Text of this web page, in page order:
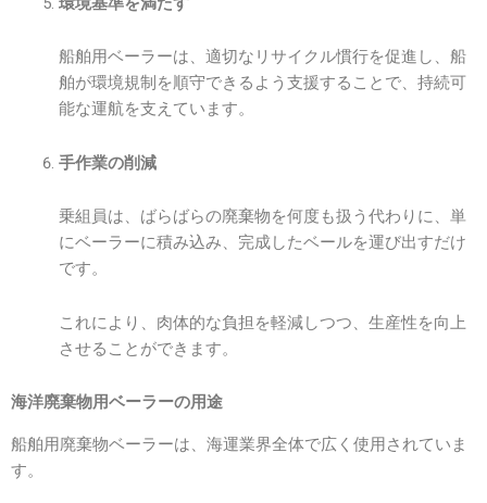
船舶用ベーラーは、適切なリサイクル慣行を促進し、船
舶が環境規制を順守できるよう支援することで、持続可
能な運航を支えています。
手作業の削減
乗組員は、ばらばらの廃棄物を何度も扱う代わりに、単
にベーラーに積み込み、完成したベールを運び出すだけ
です。
これにより、肉体的な負担を軽減しつつ、生産性を向上
させることができます。
海洋廃棄物用ベーラーの用途
船舶用廃棄物ベーラーは、海運業界全体で広く使用されていま
す。